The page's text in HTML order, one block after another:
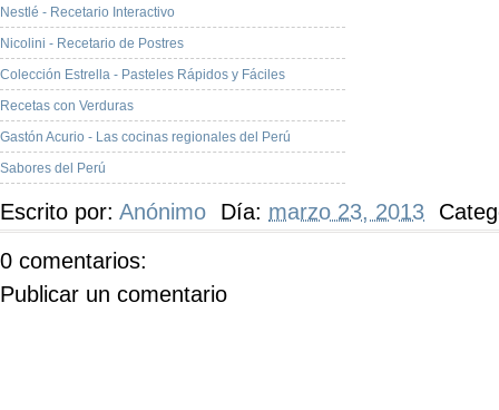
Nestlé - Recetario Interactivo
Nicolini - Recetario de Postres
Colección Estrella - Pasteles Rápidos y Fáciles
Recetas con Verduras
Gastón Acurio - Las cocinas regionales del Perú
Sabores del Perú
Escrito por: Anónimo Día: marzo 23, 2013
0 comentarios:
Publicar un comentario